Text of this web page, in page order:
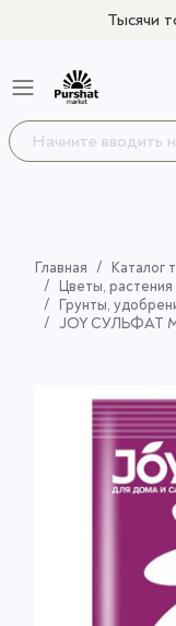
Тысячи
Главная Каталог
Цветы, растения
Грунты,
JOY СУЛЬФАТ МАРГАНЦА 10гр